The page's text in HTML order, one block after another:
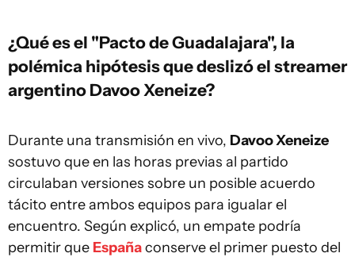
¿Qué es el "Pacto de Guadalajara", la
polémica hipótesis que deslizó el streamer
argentino Davoo Xeneize?
Durante una transmisión en vivo, Davoo Xeneize
sostuvo que en las horas previas al partido
circulaban versiones sobre un posible acuerdo
tácito entre ambos equipos para igualar el
encuentro. Según explicó, un empate podría
permitir que Españaconserve el primer puesto del